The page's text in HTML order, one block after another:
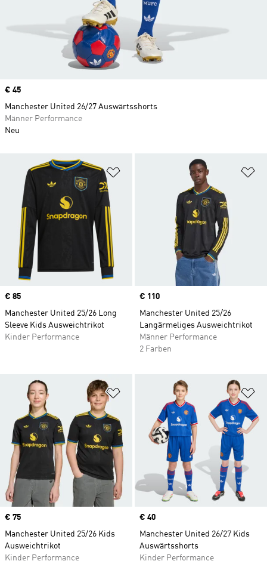
Zur Wunschliste hinzufügen
Price
€ 85
Manchester United 25/26 Long
Sleeve Kids Ausweichtrikot
Kinder Performance
Price
€ 110
Manchester United 25/26
Langärmeliges Ausweichtrikot
Männer Performance
2 Farben
Zur Wunschliste hinzufügen
Price
€ 75
Manchester United 25/26 Kids
Ausweichtrikot
Kinder Performance
Price
€ 40
Manchester United 26/27 Kids
Auswärtsshorts
Kinder Performance
Price
€ 45
Manchester United 26/27 Auswärtsshorts
Männer Performance
Neu